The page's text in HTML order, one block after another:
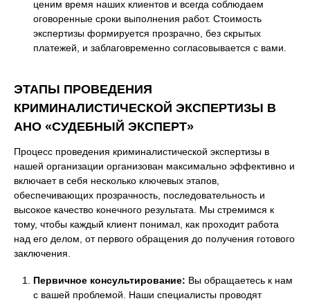
ценим время наших клиентов и всегда соблюдаем
оговоренные сроки выполнения работ. Стоимость
экспертизы формируется прозрачно, без скрытых
платежей, и заблаговременно согласовывается с вами.
ЭТАПЫ ПРОВЕДЕНИЯ
КРИМИНАЛИСТИЧЕСКОЙ ЭКСПЕРТИЗЫ В
АНО «СУДЕБНЫЙ ЭКСПЕРТ»
Процесс проведения криминалистической экспертизы в
нашей организации организован максимально эффективно и
включает в себя несколько ключевых этапов,
обеспечивающих прозрачность, последовательность и
высокое качество конечного результата. Мы стремимся к
тому, чтобы каждый клиент понимал, как проходит работа
над его делом, от первого обращения до получения готового
заключения.
Первичное консультирование: Вы обращаетесь к нам
с вашей проблемой. Наши специалисты проводят